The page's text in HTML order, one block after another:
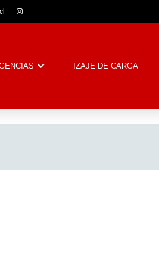
IZAJE DE CARGA